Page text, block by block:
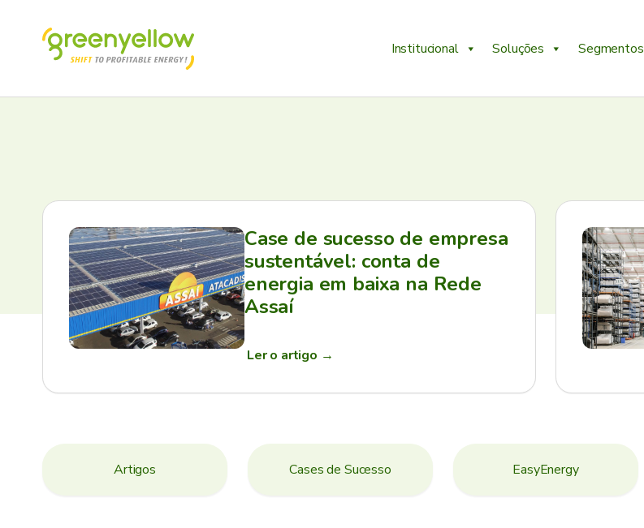
Institucional Soluções Segmentos
Case de sucesso de empresa
sustentável: conta de
energia em baixa na Rede
Assaí
Ler o artigo →
Artigos Cases de Sucesso EasyEnergy